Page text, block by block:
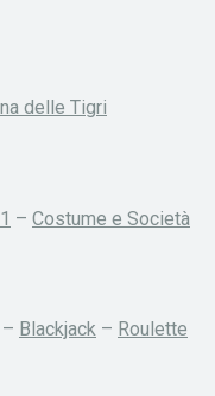
delle Tigri
– Costume e Società
– Blackjack – Roulette